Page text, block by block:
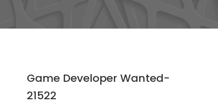
Game Developer Wanted-
21522